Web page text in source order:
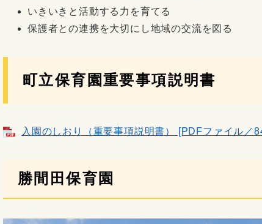
いきいきと活動する力を育てる
保護者との連携を大切にし地域の交流を図る
町立保育園重要事項説明書
入園のしおり（重要事項説明書） [PDFファイル／
勝間田保育園